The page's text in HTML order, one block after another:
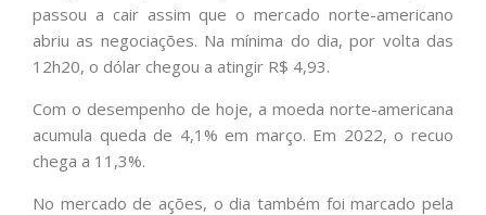
passou a cair assim que o mercado norte-americano
abriu as negociações. Na mínima do dia, por volta das
12h20, o dólar chegou a atingir R$ 4,93.
Com o desempenho de hoje, a moeda norte-americana
acumula queda de 4,1% em março. Em 2022, o recuo
chega a 11,3%.
No mercado de ações, o dia também foi marcado pela